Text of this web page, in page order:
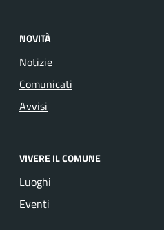
NOVITÀ
Notizie
Comunicati
Avvisi
VIVERE IL COMUNE
Luoghi
Eventi